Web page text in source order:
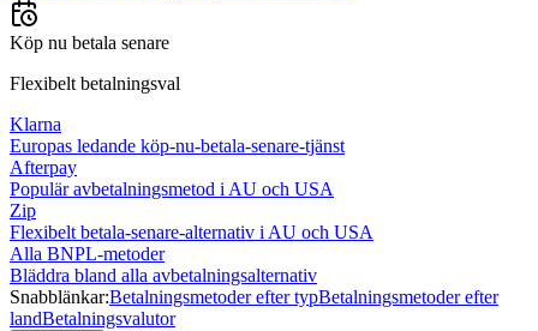
Köp nu betala senare
Flexibelt betalningsval
Klarna
Europas ledande köp-nu-betala-senare-tjänst
Afterpay
Populär avbetalningsmetod i AU och USA
Zip
Flexibelt betala-senare-alternativ i AU och USA
Alla BNPL-metoder
Bläddra bland alla avbetalningsalternativ
Snabblänkar:Betalningsmetoder efter typBetalningsmetoder efter
landBetalningsvalutor